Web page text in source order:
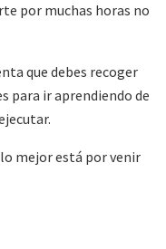
por muchas horas no
que debes recoger
para ir aprendiendo de
mejor está por venir